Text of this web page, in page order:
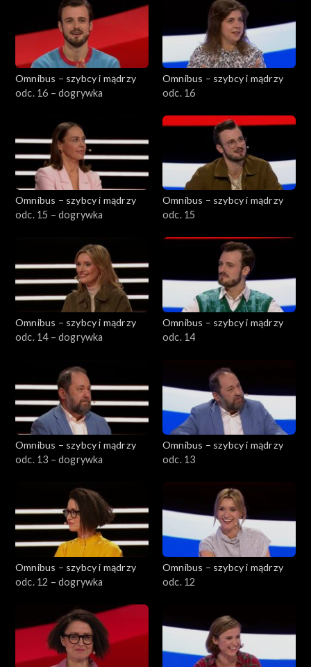
Omnibus – szybcy i mądrzy
odc. 16 – dogrywka
Omnibus – szybcy i mądrzy
odc. 16
Omnibus – szybcy i mądrzy
odc. 15 – dogrywka
Omnibus – szybcy i mądrzy
odc. 15
Omnibus – szybcy i mądrzy
odc. 14 – dogrywka
Omnibus – szybcy i mądrzy
odc. 14
Omnibus – szybcy i mądrzy
odc. 13 – dogrywka
Omnibus – szybcy i mądrzy
odc. 13
Omnibus – szybcy i mądrzy
odc. 12 – dogrywka
Omnibus – szybcy i mądrzy
odc. 12